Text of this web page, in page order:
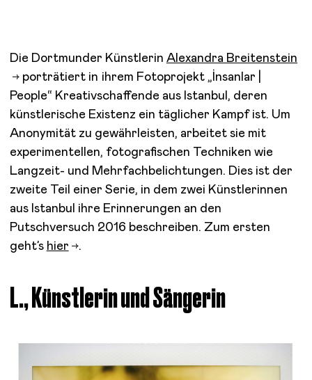
Die Dortmunder Künstlerin Alexandra Breitenstein
porträtiert in ihrem Fotoprojekt „İnsanlar |
People“ Kreativschaffende aus Istanbul, deren
künstlerische Existenz ein täglicher Kampf ist. Um
Anonymität zu gewährleisten, arbeitet sie mit
experimentellen, fotografischen Techniken wie
Langzeit- und Mehrfachbelichtungen. Dies ist der
zweite Teil einer Serie, in dem zwei Künstlerinnen
aus Istanbul ihre Erinnerungen an den
Putschversuch 2016 beschreiben. Zum ersten
geht’s hier .
L., Künstlerin und Sängerin